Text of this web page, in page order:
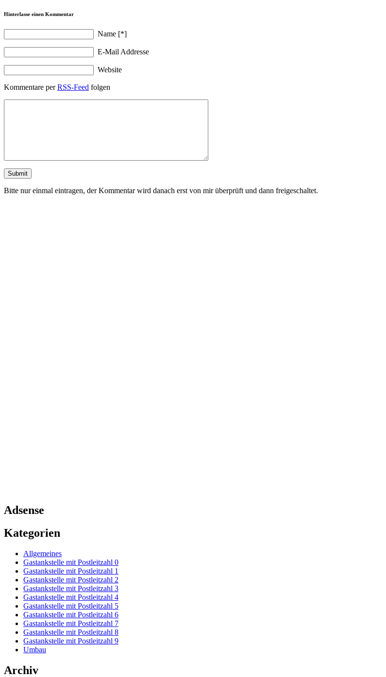
Hinterlasse einen Kommentar
Name [*]
E-Mail Addresse
Website
Kommentare perRSS-Feed folgen
Bitte nur einmal eintragen, der Kommentar wird danach erst von mir überprüft und dann freigeschaltet.
Adsense
Kategorien
Allgemeines
Gastankstelle mit Postleitzahl 0
Gastankstelle mit Postleitzahl 1
Gastankstelle mit Postleitzahl 2
Gastankstelle mit Postleitzahl 3
Gastankstelle mit Postleitzahl 4
Gastankstelle mit Postleitzahl 5
Gastankstelle mit Postleitzahl 6
Gastankstelle mit Postleitzahl 7
Gastankstelle mit Postleitzahl 8
Gastankstelle mit Postleitzahl 9
Umbau
Archiv